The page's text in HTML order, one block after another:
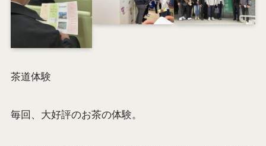
茶道体験
毎回、大好評のお茶の体験。